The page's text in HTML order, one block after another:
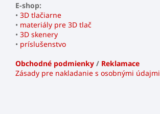
E-shop:
• 3D tlačiarne
• materiály pre 3D tlač
• 3D skenery
• príslušenstvo
Obchodné podmienky / Reklamace
Zásady pre nakladanie s osobnými údajmi